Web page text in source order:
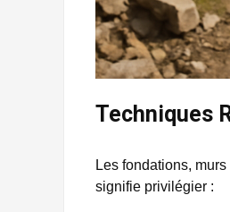
Techniques
Les fondations,
signifie privilégier :